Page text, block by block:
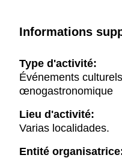
Informations
Type d'activité:
Événements
œnogastronomique
Lieu d'activité:
Varias localidades.
Entité